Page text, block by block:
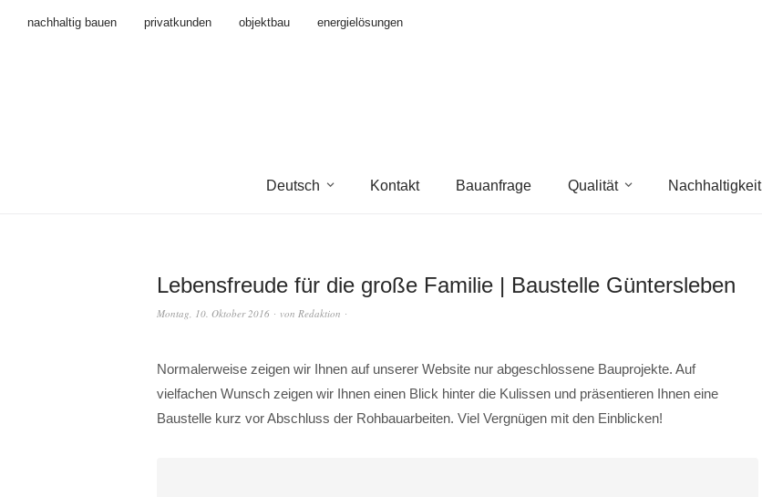
nachhaltig bauen privatkunden objektbau
energielösungen
Deutsch Kontakt Bauanfrage Qualität Nachhaltigkeit
Lebensfreude für die große Familie | Baustelle Güntersleben
Montag, 10. Oktober 2016 von Redaktion
Normalerweise zeigen wir Ihnen auf unserer Website nur abgeschlossene Bauprojekte. Auf
vielfachen Wunsch zeigen wir Ihnen einen Blick hinter die Kulissen und präsentieren Ihnen eine
Baustelle kurz vor Abschluss der Rohbauarbeiten. Viel Vergnügen mit den Einblicken!